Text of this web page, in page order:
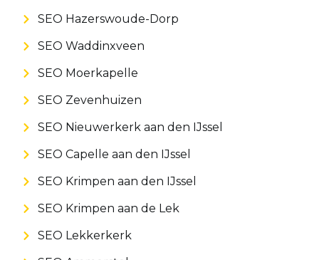
SEO Hazerswoude-Dorp
SEO Waddinxveen
SEO Moerkapelle
SEO Zevenhuizen
SEO Nieuwerkerk aan den IJssel
SEO Capelle aan den IJssel
SEO Krimpen aan den IJssel
SEO Krimpen aan de Lek
SEO Lekkerkerk